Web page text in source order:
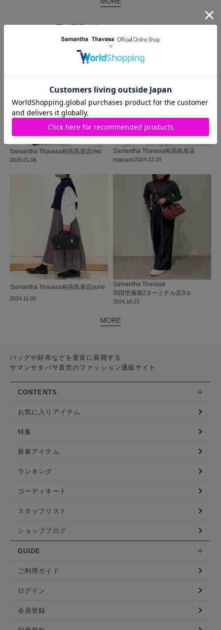
同じ商品を使ったコーディネート
2025.01.06
Samantha Thavasa柏高島屋店riko
2024.12.16
Samantha Thavasa柏高島屋店
manami
2024.11.05
Samantha Thavasa柏高島屋店yurie
2024.10.21
Samantha Thavasa
羽田空港第2ターミナル店S☺︎
MORE
バッグや財布などを豊富に展開する
サマンサタバサ直営のファッション通販サイト
CONTENTS
お気に入りアイテム
特集
新着アイテム
ランキング
コーディネート
スタッフリスト
ショップブログ
GUIDE
ご利用ガイド
ログイン
会員登録